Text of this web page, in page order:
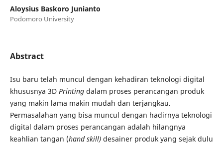
Aloysius Baskoro Junianto
Podomoro University
Abstract
Isu baru telah muncul dengan kehadiran teknologi digital
khususnya 3D Printing dalam proses perancangan produk
yang makin lama makin mudah dan terjangkau.
Permasalahan yang bisa muncul dengan hadirnya teknologi
digital dalam proses perancangan adalah hilangnya
keahlian tangan (hand skill) desainer produk yang sejak dulu